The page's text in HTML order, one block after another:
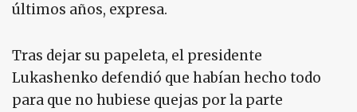
últimos años, expresa.
Tras dejar su papeleta, el presidente
Lukashenko defendió que habían hecho todo
para que no hubiese quejas por la parte